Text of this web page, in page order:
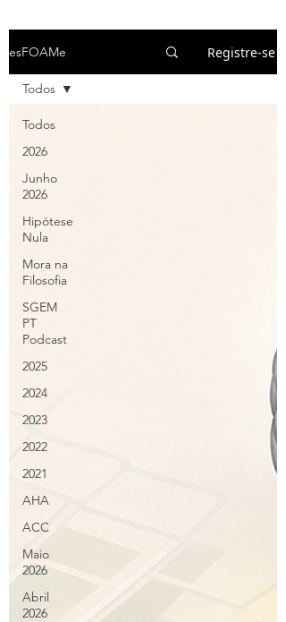
esFOAMe Registre-se
Todos
2026
Junho
2026
Hipótese
Nula
Mora na
Filosofia
SGEM
PT
Podcast
2025
2024
2023
2022
2021
AHA
ACC
Maio
2026
Abril
2026
Todos